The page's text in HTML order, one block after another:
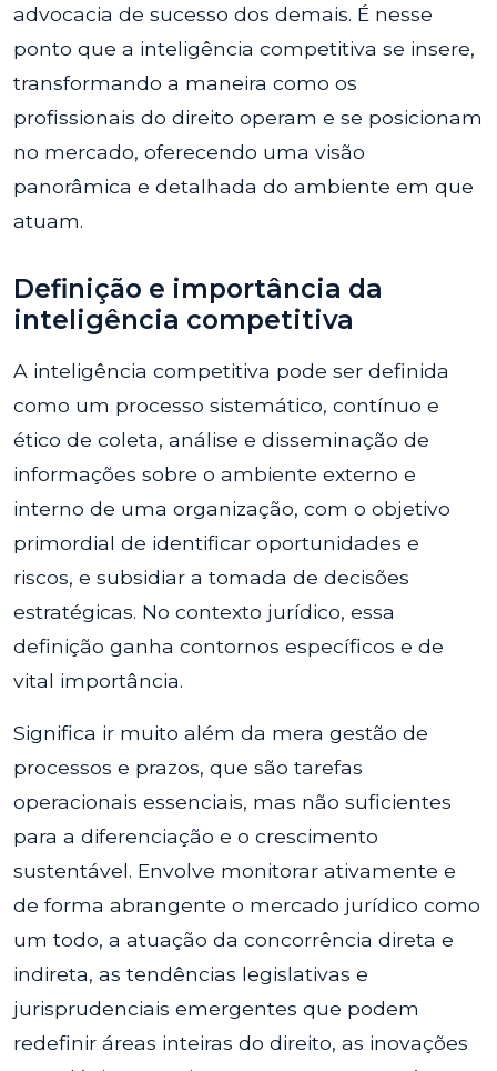
advocacia de sucesso dos demais. É nesse
ponto que a inteligência competitiva se insere,
transformando a maneira como os
profissionais do direito operam e se posicionam
no mercado, oferecendo uma visão
panorâmica e detalhada do ambiente em que
atuam.
Definição e importância da
inteligência competitiva
A inteligência competitiva pode ser definida
como um processo sistemático, contínuo e
ético de coleta, análise e disseminação de
informações sobre o ambiente externo e
interno de uma organização, com o objetivo
primordial de identificar oportunidades e
riscos, e subsidiar a tomada de decisões
estratégicas. No contexto jurídico, essa
definição ganha contornos específicos e de
vital importância.
Significa ir muito além da mera gestão de
processos e prazos, que são tarefas
operacionais essenciais, mas não suficientes
para a diferenciação e o crescimento
sustentável. Envolve monitorar ativamente e
de forma abrangente o mercado jurídico como
um todo, a atuação da concorrência direta e
indireta, as tendências legislativas e
jurisprudenciais emergentes que podem
redefinir áreas inteiras do direito, as inovações